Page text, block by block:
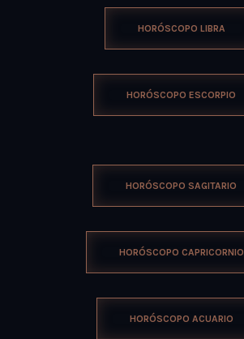
HORÓSCOPO LIBRA
HORÓSCOPO ESCORPIO
HORÓSCOPO SAGITARIO
HORÓSCOPO CAPRICORNIO
HORÓSCOPO ACUARIO